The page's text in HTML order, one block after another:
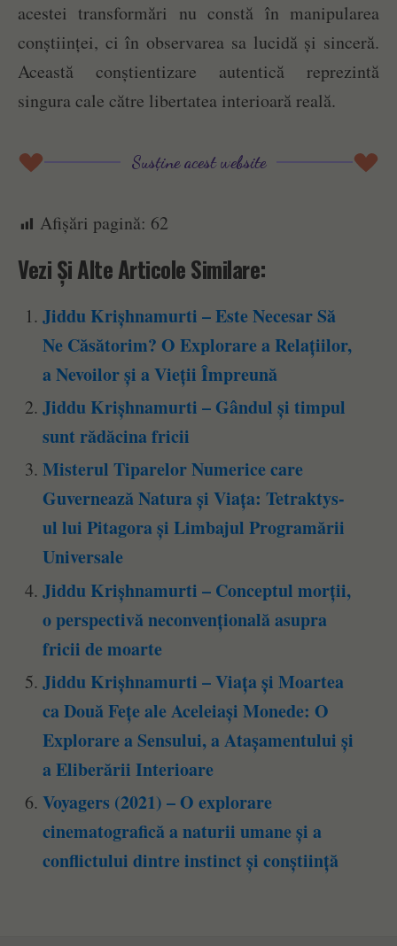
acestei transformări nu constă în manipularea
conștiinței, ci în observarea sa lucidă și sinceră.
Această conștientizare autentică reprezintă
singura cale către libertatea interioară reală.
Susține acest website
Afișări pagină: 62
Vezi Și Alte Articole Similare:
Jiddu Krișhnamurti – Este Necesar Să
Ne Căsătorim? O Explorare a Relațiilor,
a Nevoilor și a Vieții Împreună
Jiddu Krișhnamurti – Gândul și timpul
sunt rădăcina fricii
Misterul Tiparelor Numerice care
Guvernează Natura și Viața: Tetraktys-
ul lui Pitagora și Limbajul Programării
Universale
Jiddu Krișhnamurti – Conceptul morții,
o perspectivă neconvențională asupra
fricii de moarte
Jiddu Krișhnamurti – Viața și Moartea
ca Două Fețe ale Aceleiași Monede: O
Explorare a Sensului, a Atașamentului și
a Eliberării Interioare
Voyagers (2021) – O explorare
cinematografică a naturii umane și a
conflictului dintre instinct și conștiință